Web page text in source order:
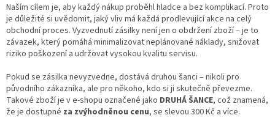
Naším cílem je, aby každý nákup proběhl hladce a bez komplikací. Proto
je důležité si uvědomit, jaký vliv má každá prodlevující akce na celý
obchodní proces. Vyzvednutí zásilky není jen o obdržení zboží – je to
závazek, který pomáhá minimalizovat neplánované náklady, snižovat
riziko poškození a udržovat vysokou kvalitu servisu.
Pokud se zásilka nevyzvedne, dostává druhou šanci – nikoli pro
původního zákazníka, ale pro někoho, kdo si ji skutečně převezme.
Takové zboží je v e-shopu označené jako DRUHÁ ŠANCE, což znamená,
že je dostupné za zvýhodněnou cenu, se slevou 300 Kč a více.